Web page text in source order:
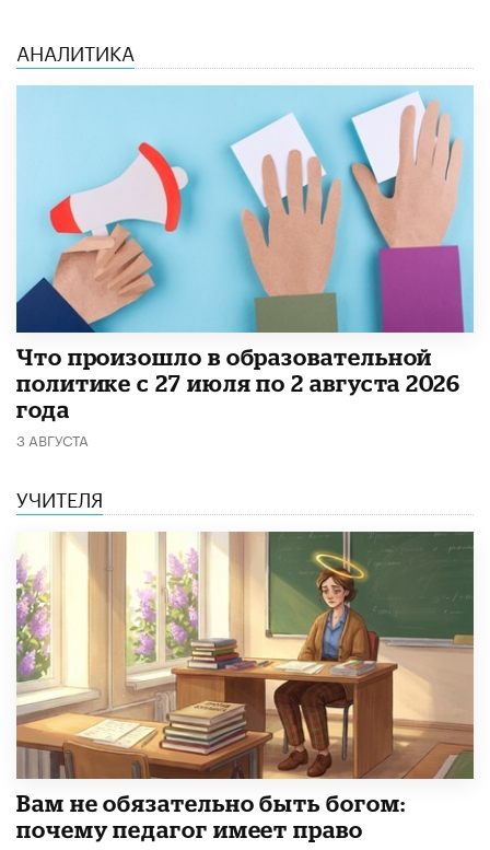
АНАЛИТИКА
​Что произошло в образовательной
политике с 27 июля по 2 августа 2026
года
3 АВГУСТА
УЧИТЕЛЯ
​Вам не обязательно быть богом:
почему педагог имеет право